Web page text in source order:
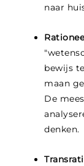
naar
bewijs
maan
De
denken.